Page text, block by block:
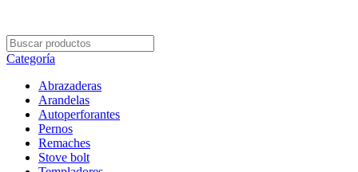
Categoría
Abrazaderas
Arandelas
Autoperforantes
Pernos
Remaches
Stove bolt